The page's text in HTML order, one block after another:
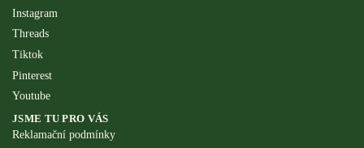
Instagram
Threads
Tiktok
Pinterest
Youtube
JSME TU PRO VÁS
Reklamační podmínky